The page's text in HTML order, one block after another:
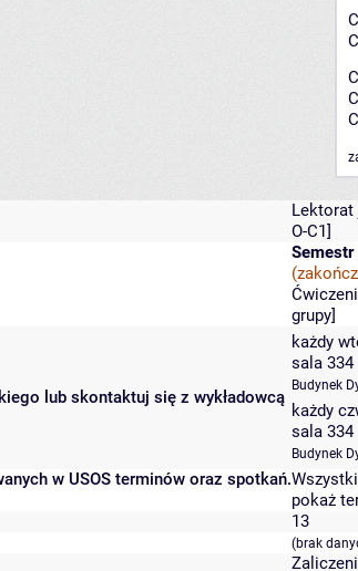
Lektorat
O-C1]
grupy]
lub skontaktuj się z wykładowcą
każdy
sala 334
Budynek
każdy
sala 334
Budynek
w USOS terminów oraz spotkań.
pokaż
13
(brak